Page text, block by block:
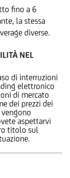
fino a 6
la stessa
diverse.
NEL
di interruzioni
elettronico
di mercato
dei prezzi dei
aspettarvi
titolo sul